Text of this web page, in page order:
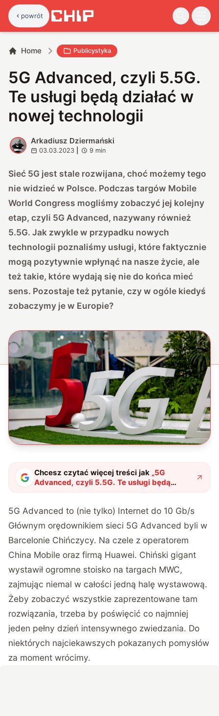
powrót
Home Publicystyka
5G Advanced, czyli 5.5G.
Te usługi będą działać w
nowej technologii
A
Arkadiusz Dziermański
03.03.2023 9 min
Sieć 5G jest stale rozwijana, choć możemy tego
nie widzieć w Polsce. Podczas targów Mobile
World Congress mogliśmy zobaczyć jej kolejny
etap, czyli 5G Advanced, nazywany również
5.5G. Jak zwykle w przypadku nowych
technologii poznaliśmy usługi, które faktycznie
mogą pozytywnie wpłynąć na nasze życie, ale
też takie, które wydają się nie do końca mieć
sens. Pozostaje też pytanie, czy w ogóle kiedyś
zobaczymy je w Europie?
Chcesz czytać więcej treści jak „5G
Advanced, czyli 5.5G. Te usługi będą
działać w nowej technologii"?
5G Advanced to (nie tylko) Internet do 10 Gb/s
Głównym orędownikiem sieci 5G Advanced byli w
Barcelonie Chińczycy. Na czele z operatorem
China Mobile oraz firmą Huawei. Chiński gigant
wystawił ogromne stoisko na targach MWC,
zajmując niemal w całości jedną halę wystawową.
Żeby zobaczyć wszystkie zaprezentowane tam
rozwiązania, trzeba by poświęcić co najmniej
jeden pełny dzień intensywnego zwiedzania. Do
niektórych najciekawszych pokazanych pomysłów
za moment wrócimy.